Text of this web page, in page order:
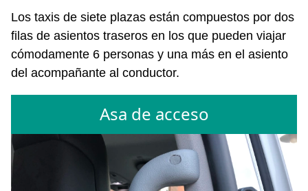
Los taxis de siete plazas están compuestos por dos
filas de asientos traseros en los que pueden viajar
cómodamente 6 personas y una más en el asiento
del acompañante al conductor.
Asa de acceso